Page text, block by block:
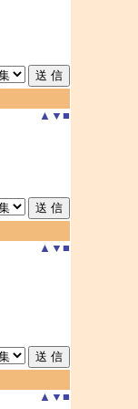
▲ ▼ ■
▲ ▼ ■
▲ ▼ ■